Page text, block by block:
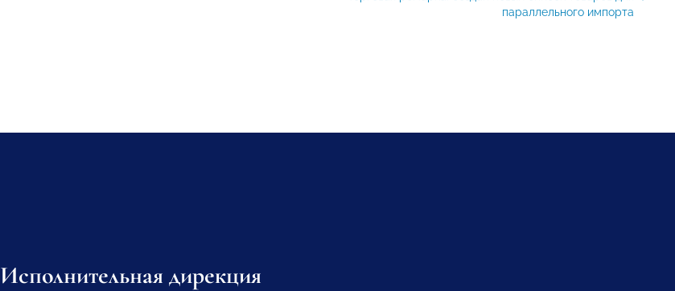
параллельного импорта
Исполнительная дирекция